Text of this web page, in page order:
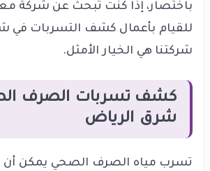
باختصار، إذا كنت تبحث عن شركة
للقيام بأعمال كشف التسربات في
شركتنا هي الخيار الأمثل.
كشف تسربات الصرف
شرق الرياض
تسرب مياه الصرف الصحي يمكن أن